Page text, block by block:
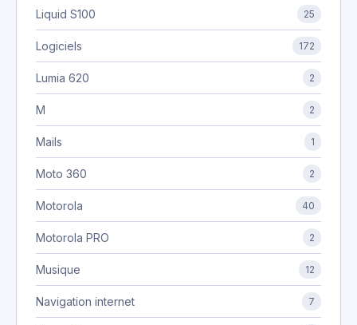
Liquid S100 25
Logiciels 172
Lumia 620 2
M 2
Mails 1
Moto 360 2
Motorola 40
Motorola PRO 2
Musique 12
Navigation internet 7